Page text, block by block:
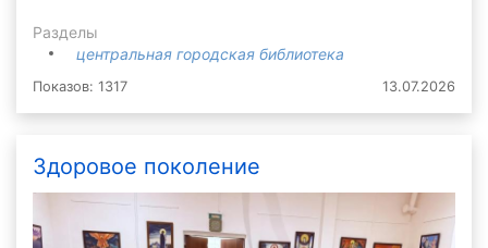
Разделы
центральная городская библиотека
Показов: 1317 13.07.2026
Здоровое поколение